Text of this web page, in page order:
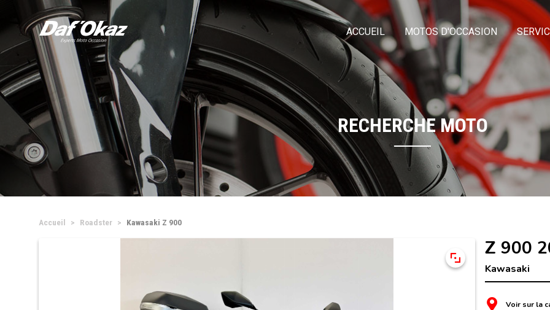
ACCUEIL MOTOS D'OCCASION
RECHERCHE MOTO
Accueil Roadster Kawasaki Z 900
Z 900
Kawasaki
Voir sur la